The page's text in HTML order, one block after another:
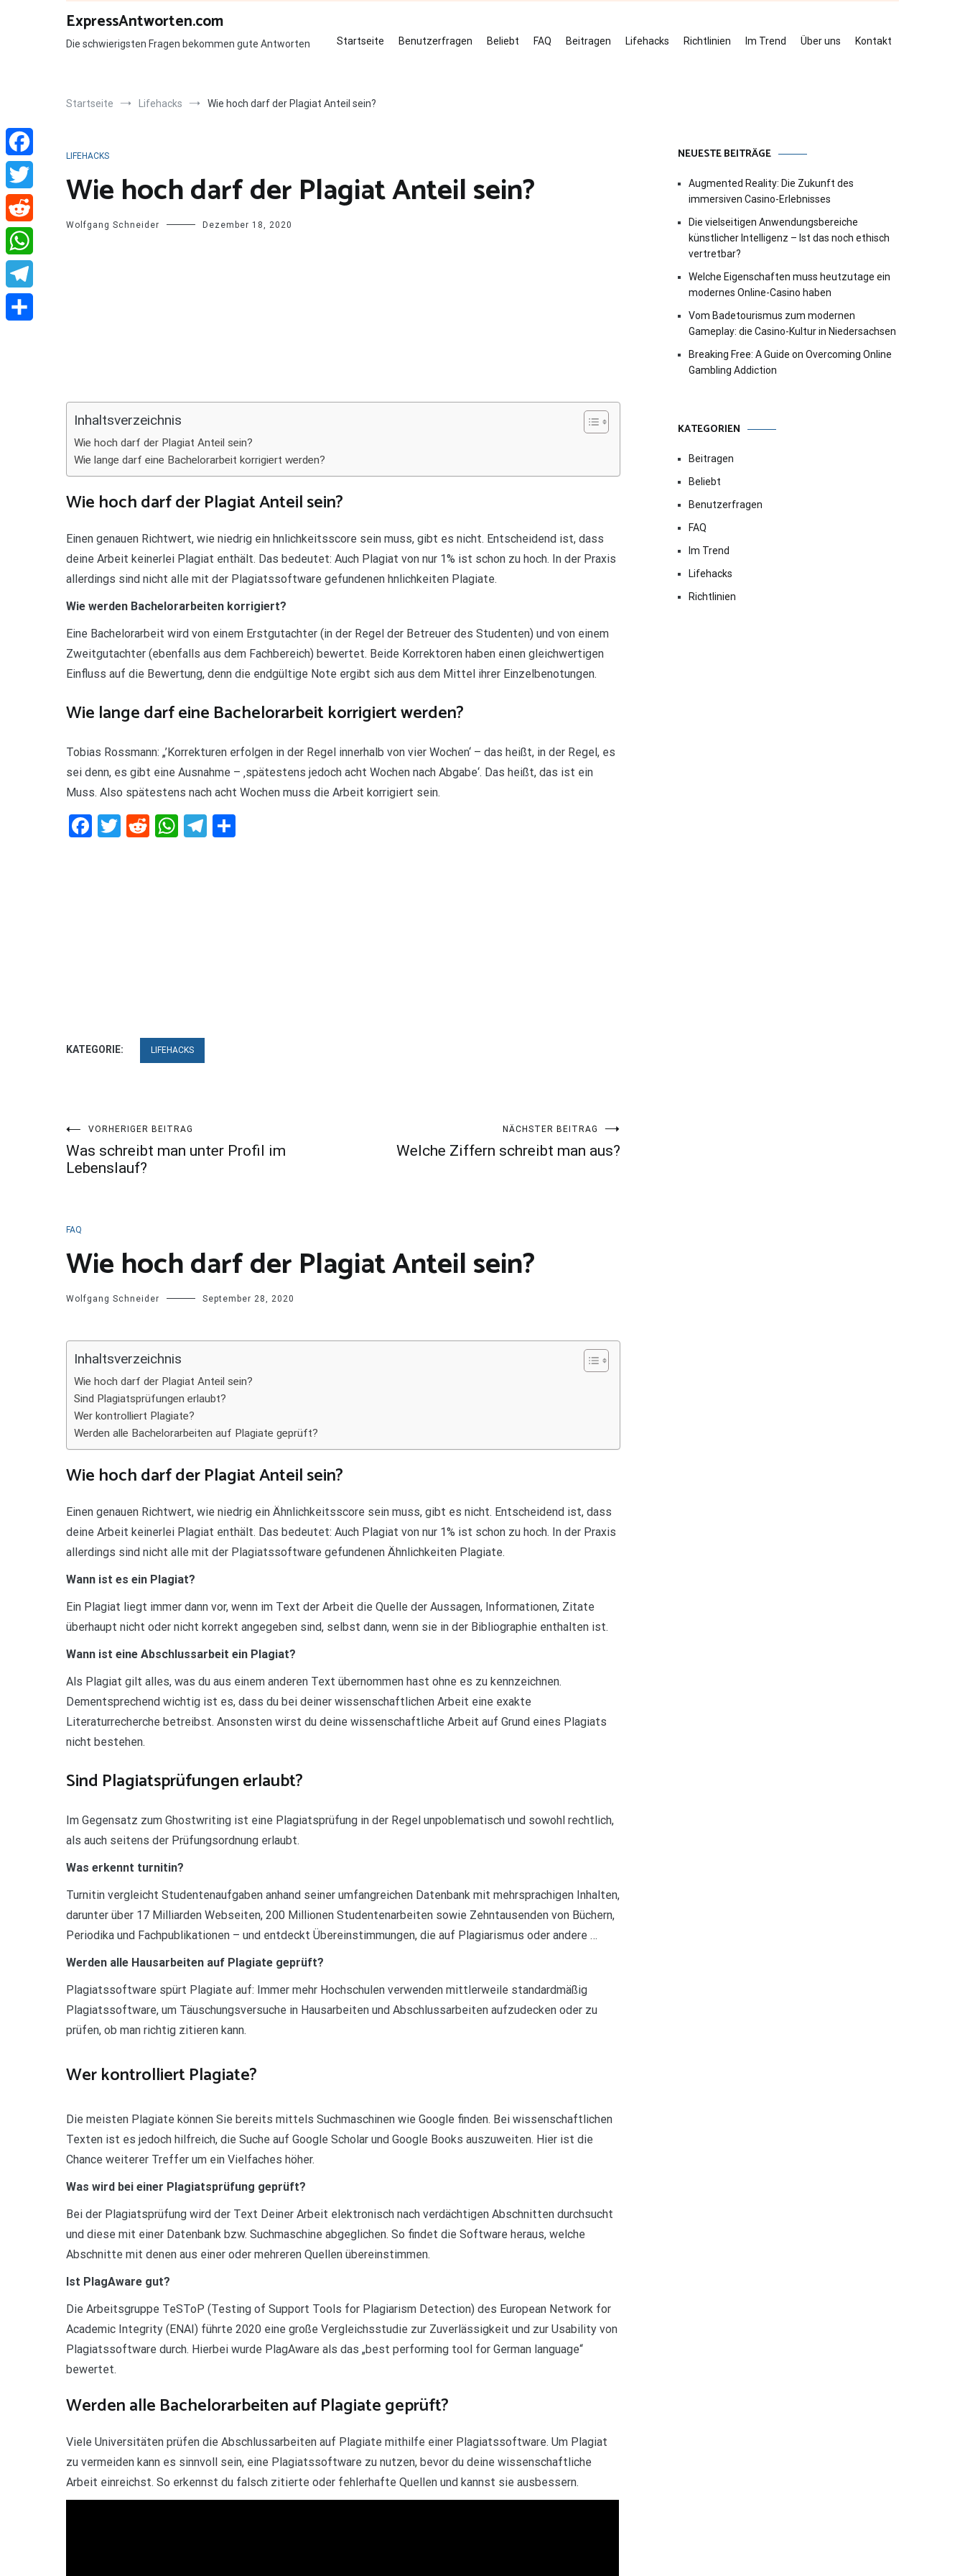
ExpressAntworten.com
Die schwierigsten Fragen bekommen gute Antworten Startseite Benutzerfragen Beliebt FAQ Beitragen Lifehacks Richtlinien Im Trend Über uns Kontakt
Startseite Lifehacks Wie hoch darf der Plagiat Anteil sein?
LIFEHACKS
Wie hoch darf der Plagiat Anteil sein?
Wolfgang Schneider Dezember 18, 2020
Inhaltsverzeichnis
Wie hoch darf der Plagiat Anteil sein?
Wie lange darf eine Bachelorarbeit korrigiert werden?
Wie hoch darf der Plagiat Anteil sein?
Einen genauen Richtwert, wie niedrig ein hnlichkeitsscore sein muss, gibt es nicht. Entscheidend ist, dass
deine Arbeit keinerlei Plagiat enthält. Das bedeutet: Auch Plagiat von nur 1% ist schon zu hoch. In der Praxis
allerdings sind nicht alle mit der Plagiatssoftware gefundenen hnlichkeiten Plagiate.
Wie werden Bachelorarbeiten korrigiert?
Eine Bachelorarbeit wird von einem Erstgutachter (in der Regel der Betreuer des Studenten) und von einem
Zweitgutachter (ebenfalls aus dem Fachbereich) bewertet. Beide Korrektoren haben einen gleichwertigen
Einfluss auf die Bewertung, denn die endgültige Note ergibt sich aus dem Mittel ihrer Einzelbenotungen.
Wie lange darf eine Bachelorarbeit korrigiert werden?
Tobias Rossmann: „’Korrekturen erfolgen in der Regel innerhalb von vier Wochen‘ – das heißt, in der Regel, es
sei denn, es gibt eine Ausnahme – ‚spätestens jedoch acht Wochen nach Abgabe‘. Das heißt, das ist ein
Muss. Also spätestens nach acht Wochen muss die Arbeit korrigiert sein.
Facebook
Twitter
RedditWhatsApp
Telegram
KATEGORIE: LIFEHACKS
Beitragsnavigation
VORHERIGER BEITRAG
Was schreibt man unter Profil im
Lebenslauf?
NÄCHSTER BEITRAG
Welche Ziffern schreibt man aus?
FAQ
Wie hoch darf der Plagiat Anteil sein?
Wolfgang Schneider September 28, 2020
Inhaltsverzeichnis
Wie hoch darf der Plagiat Anteil sein?
Sind Plagiatsprüfungen erlaubt?
Wer kontrolliert Plagiate?
Werden alle Bachelorarbeiten auf Plagiate geprüft?
Wie hoch darf der Plagiat Anteil sein?
Einen genauen Richtwert, wie niedrig ein Ähnlichkeitsscore sein muss, gibt es nicht. Entscheidend ist, dass
deine Arbeit keinerlei Plagiat enthält. Das bedeutet: Auch Plagiat von nur 1% ist schon zu hoch. In der Praxis
allerdings sind nicht alle mit der Plagiatssoftware gefundenen Ähnlichkeiten Plagiate.
Wann ist es ein Plagiat?
Ein Plagiat liegt immer dann vor, wenn im Text der Arbeit die Quelle der Aussagen, Informationen, Zitate
überhaupt nicht oder nicht korrekt angegeben sind, selbst dann, wenn sie in der Bibliographie enthalten ist.
Wann ist eine Abschlussarbeit ein Plagiat?
Als Plagiat gilt alles, was du aus einem anderen Text übernommen hast ohne es zu kennzeichnen.
Dementsprechend wichtig ist es, dass du bei deiner wissenschaftlichen Arbeit eine exakte
Literaturrecherche betreibst. Ansonsten wirst du deine wissenschaftliche Arbeit auf Grund eines Plagiats
nicht bestehen.
Sind Plagiatsprüfungen erlaubt?
Im Gegensatz zum Ghostwriting ist eine Plagiatsprüfung in der Regel unpoblematisch und sowohl rechtlich,
als auch seitens der Prüfungsordnung erlaubt.
Was erkennt turnitin?
Turnitin vergleicht Studentenaufgaben anhand seiner umfangreichen Datenbank mit mehrsprachigen Inhalten,
darunter über 17 Milliarden Webseiten, 200 Millionen Studentenarbeiten sowie Zehntausenden von Büchern,
Periodika und Fachpublikationen – und entdeckt Übereinstimmungen, die auf Plagiarismus oder andere …
Werden alle Hausarbeiten auf Plagiate geprüft?
Plagiatssoftware spürt Plagiate auf: Immer mehr Hochschulen verwenden mittlerweile standardmäßig
Plagiatssoftware, um Täuschungsversuche in Hausarbeiten und Abschlussarbeiten aufzudecken oder zu
prüfen, ob man richtig zitieren kann.
Wer kontrolliert Plagiate?
Die meisten Plagiate können Sie bereits mittels Suchmaschinen wie Google finden. Bei wissenschaftlichen
Texten ist es jedoch hilfreich, die Suche auf Google Scholar und Google Books auszuweiten. Hier ist die
Chance weiterer Treffer um ein Vielfaches höher.
Was wird bei einer Plagiatsprüfung geprüft?
Bei der Plagiatsprüfung wird der Text Deiner Arbeit elektronisch nach verdächtigen Abschnitten durchsucht
und diese mit einer Datenbank bzw. Suchmaschine abgeglichen. So findet die Software heraus, welche
Abschnitte mit denen aus einer oder mehreren Quellen übereinstimmen.
Ist PlagAware gut?
Die Arbeitsgruppe TeSToP (Testing of Support Tools for Plagiarism Detection) des European Network for
Academic Integrity (ENAI) führte 2020 eine große Vergleichsstudie zur Zuverlässigkeit und zur Usability von
Plagiatssoftware durch. Hierbei wurde PlagAware als das „best performing tool for German language“
bewertet.
Werden alle Bachelorarbeiten auf Plagiate geprüft?
Viele Universitäten prüfen die Abschlussarbeiten auf Plagiate mithilfe einer Plagiatssoftware. Um Plagiat
zu vermeiden kann es sinnvoll sein, eine Plagiatssoftware zu nutzen, bevor du deine wissenschaftliche
Arbeit einreichst. So erkennst du falsch zitierte oder fehlerhafte Quellen und kannst sie ausbessern.
NEUESTE BEITRÄGE
Augmented Reality: Die Zukunft des
immersiven Casino-Erlebnisses
Die vielseitigen Anwendungsbereiche
künstlicher Intelligenz – Ist das noch ethisch
vertretbar?
Welche Eigenschaften muss heutzutage ein
modernes Online-Casino haben
Vom Badetourismus zum modernen
Gameplay: die Casino-Kultur in Niedersachsen
Breaking Free: A Guide on Overcoming Online
Gambling Addiction
KATEGORIEN
Beitragen
Beliebt
Benutzerfragen
FAQ
Im Trend
Lifehacks
Richtlinien
Facebook
Twitter
Reddit
WhatsApp
Telegram